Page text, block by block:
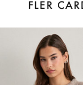
FLER